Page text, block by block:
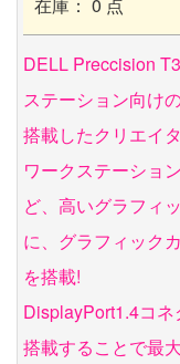
在庫： 0 点
DELL Preccision
ステーション向け
搭載したクリエイ
ワークステーショ
ど、高いグラフィ
に、グラフィック
を搭載!
DisplayPort1.4コ
搭載することで最